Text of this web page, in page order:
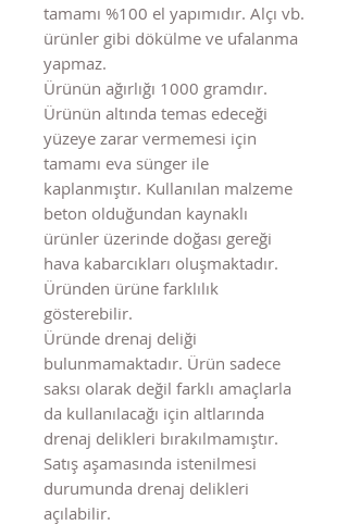
tamamı %100 el yapımıdır. Alçı vb.
ürünler gibi dökülme ve ufalanma
yapmaz.
Ürünün ağırlığı 1000 gramdır.
Ürünün altında temas edeceği
yüzeye zarar vermemesi için
tamamı eva sünger ile
kaplanmıştır. Kullanılan malzeme
beton olduğundan kaynaklı
ürünler üzerinde doğası gereği
hava kabarcıkları oluşmaktadır.
Üründen ürüne farklılık
gösterebilir.
Üründe drenaj deliği
bulunmamaktadır. Ürün sadece
saksı olarak değil farklı amaçlarla
da kullanılacağı için altlarında
drenaj delikleri bırakılmamıştır.
Satış aşamasında istenilmesi
durumunda drenaj delikleri
açılabilir.